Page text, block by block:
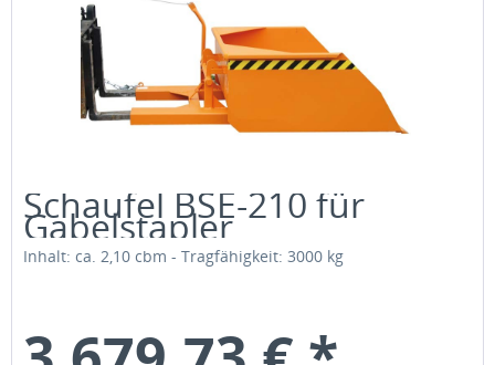
Schaufel BSE-210 für
Gabelstapler
Inhalt: ca. 2,10 cbm - Tragfähigkeit: 3000 kg